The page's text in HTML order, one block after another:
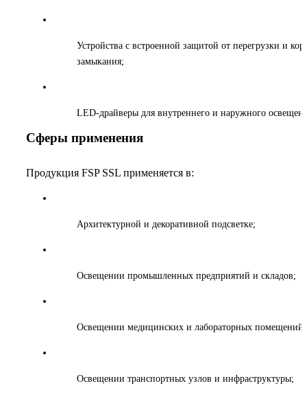
Устройства с встроенной защитой от перегрузки и
замыкания;
LED-драйверы для внутреннего и наружного
Сферы применения
Продукция FSP SSL применяется в:
Архитектурной и декоративной подсветке;
Освещении промышленных предприятий и складов;
Освещении медицинских и лабораторных помещений;
Освещении транспортных узлов и инфраструктуры;